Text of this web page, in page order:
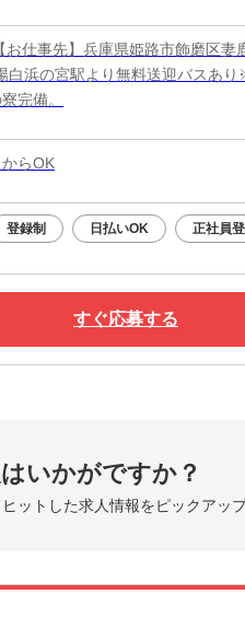
お仕事先】兵庫県姫路市飾磨区
浜の宮駅より無料送迎バスあ
完備。
らOK
登録制 日払いOK 正社員
すぐ応募する
いかがですか？
ットした求人情報をピックアッ